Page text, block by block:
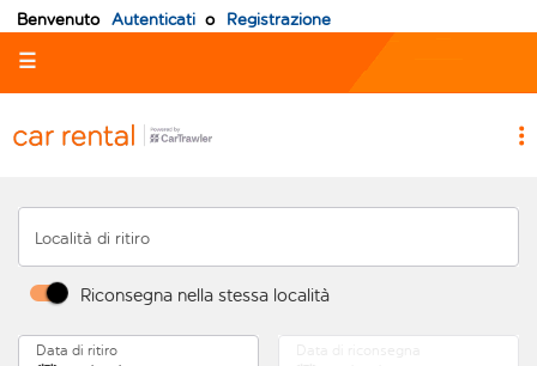
Benvenuto Autenticati o Registrazione
☰
Località di ritiro
Riconsegna nella stessa località
Data di ritiro